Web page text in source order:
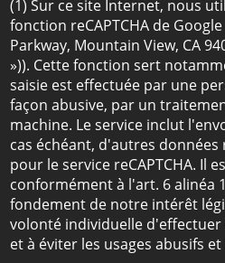
(1) Sur ce site Internet, nous
fonction reCAPTCHA de
Parkway, Mountain View, CA
»)). Cette fonction sert
saisie est effectuée par une
façon abusive, par un
machine. Le service inclut
cas échéant, d'autres
pour le service reCAPTCHA. Il
conformément à l'art. 6 alinéa
fondement de notre intérêt
volonté individuelle
et à éviter les usages abusifs et